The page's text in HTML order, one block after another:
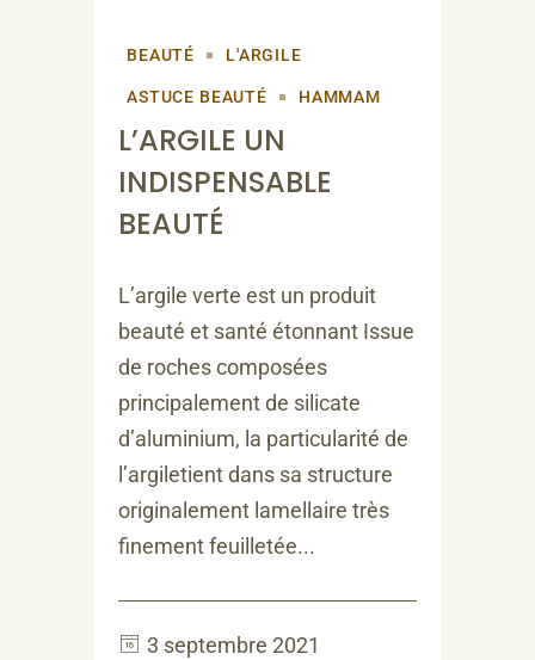
BEAUTÉ L'ARGILE
ASTUCE BEAUTÉ HAMMAM
L’ARGILE UN
INDISPENSABLE
BEAUTÉ
L’argile verte est un produit
beauté et santé étonnant Issue
de roches composées
principalement de silicate
d’aluminium, la particularité de
l’argiletient dans sa structure
originalement lamellaire très
finement feuilletée...
3 septembre 2021